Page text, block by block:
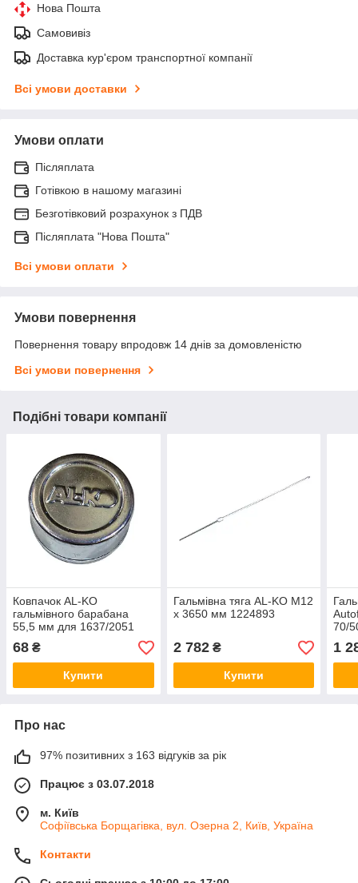
Нова Пошта
Самовивіз
Доставка кур'єром транспортної компанії
Всі умови доставки
Умови оплати
Післяплата
Готівкою в нашому магазині
Безготівковий розрахунок з ПДВ
Післяплата "Нова Пошта"
Всі умови оплати
Умови повернення
Повернення товару впродовж 14 днів за домовленістю
Всі умови повернення
Подібні товари компанії
Ковпачок AL-KO
гальмівного барабана
55,5 мм для 1637/2051
581197
68 ₴
Купити
Гальмівна тяга AL-KO М12
x 3650 мм 1224893
2 782₴
Купити
70/
1
Про нас
97% позитивних з 163 відгуків за рік
Працює з 03.07.2018
м. Київ
Софіївська Борщагівка, вул. Озерна 2, Київ, Україна
Контакти